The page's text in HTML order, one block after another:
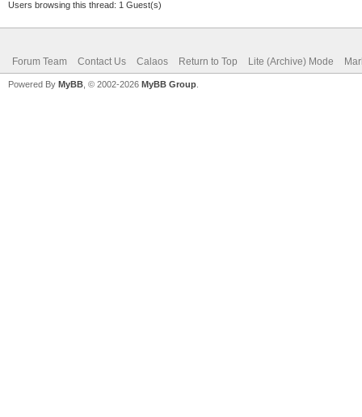
Users browsing this thread: 1 Guest(s)
Forum Team Contact Us Calaos Return to Top Lite (Archive) Mode
Powered By MyBB , © 2002-2026 MyBB Group